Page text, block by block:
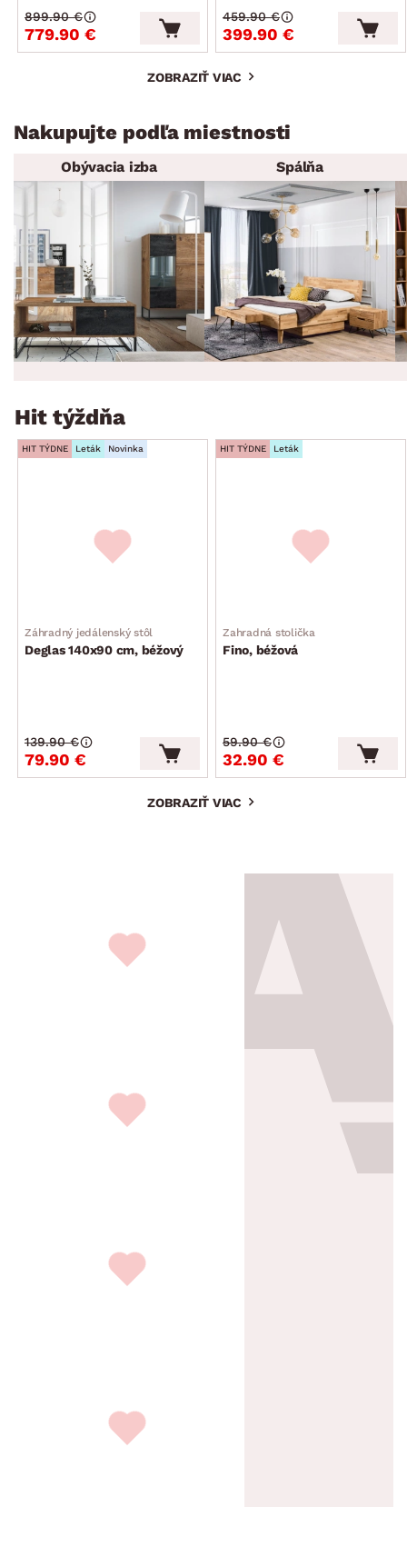
779.90 €
899.90 €
399.90 €
459.90 €
ZOBRAZIŤ VIAC
Nakupujte podľa miestnosti
Obývacia izba Spálňa
Hit týždňa
HIT TÝDNE Leták Novinka
Záhradný jedálenský stôl
Deglas 140x90 cm, béžový
79.90 €
139.90 €
HIT TÝDNE Leták
Zahradná stolička
Fino, béžová
32.90 €
59.90 €
ZOBRAZIŤ VIAC